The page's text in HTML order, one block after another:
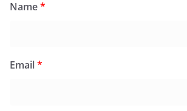
Name*
Email*